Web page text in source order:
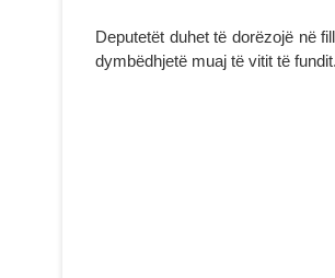
Deputetët duhet të dorëzojë në
dymbëdhjetë muaj të vitit të